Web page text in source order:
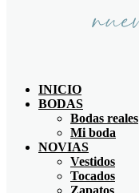
INICIO
BODAS
Bodas reales
Mi boda
NOVIAS
Vestidos
Tocados
Zapatos